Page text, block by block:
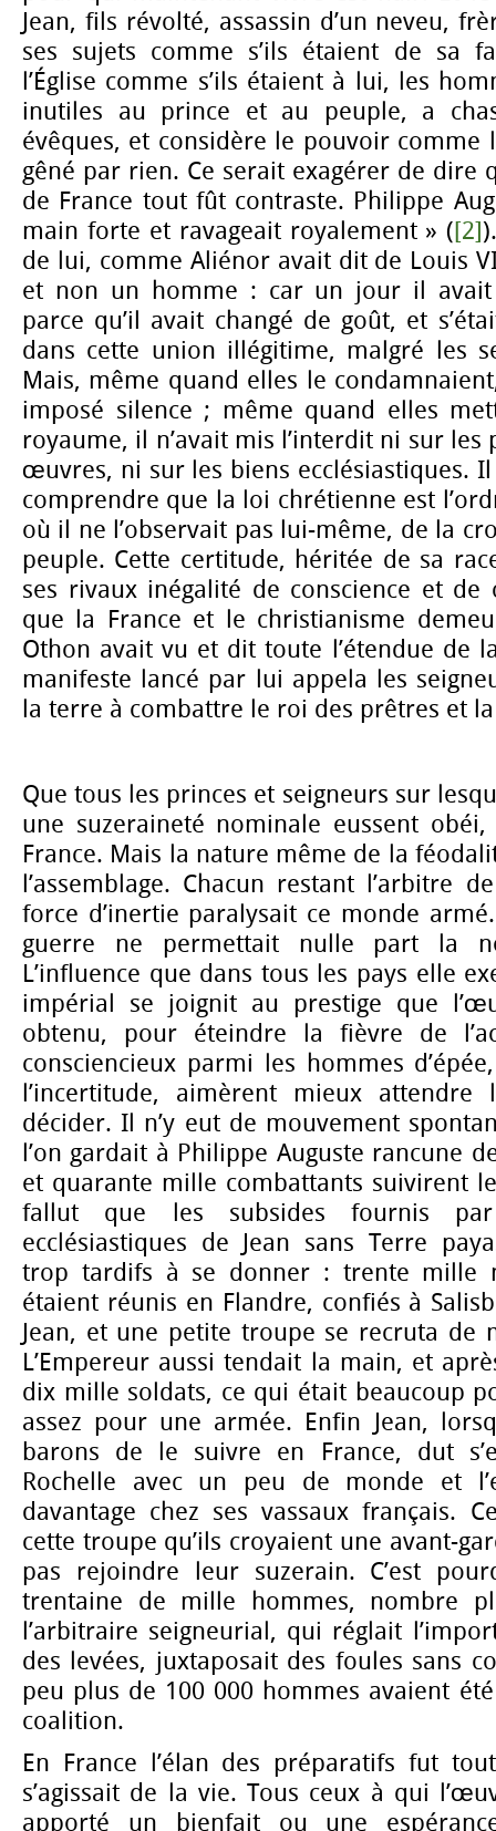
Jean, fils révolté, assassin d’un neveu,
ses sujets comme s’ils étaient de sa
l’Église comme s’ils étaient à lui, les
inutiles au prince et au peuple, a
évêques, et considère le pouvoir comme
gêné par rien. Ce serait exagérer de dire
de France tout fût contraste. Philippe
main forte et ravageait royalement » ([2]
de lui, comme Aliénor avait dit de Louis
et non un homme : car un jour il avait
parce qu’il avait changé de goût, et
dans cette union illégitime, malgré les
Mais, même quand elles le
imposé silence ; même quand elles
royaume, il n’avait mis l’interdit ni sur les
œuvres, ni sur les biens ecclésiastiques. Il
comprendre que la loi chrétienne est
où il ne l’observait pas lui-même, de la
peuple. Cette certitude, héritée de sa
ses rivaux inégalité de conscience et de
que la France et le christianisme
Othon avait vu et dit toute l’étendue de
manifeste lancé par lui appela les
la terre à combattre le roi des prêtres et
Que tous les princes et seigneurs sur
une suzeraineté nominale eussent
France. Mais la nature même de la
l’assemblage. Chacun restant l’arbitre
force d’inertie paralysait ce monde
guerre ne permettait nulle part la
L’influence que dans tous les pays elle
impérial se joignit au prestige que
obtenu, pour éteindre la fièvre de
consciencieux parmi les hommes
l’incertitude, aimèrent mieux attendre
décider. Il n’y eut de mouvement
l’on gardait à Philippe Auguste rancune
et quarante mille combattants suivirent
fallut que les subsides fournis par
ecclésiastiques de Jean sans Terre
trop tardifs à se donner : trente mille
étaient réunis en Flandre, confiés à
Jean, et une petite troupe se recruta de
L’Empereur aussi tendait la main, et
dix mille soldats, ce qui était beaucoup
assez pour une armée. Enfin Jean,
barons de le suivre en France, dut
Rochelle avec un peu de monde et
davantage chez ses vassaux français.
cette troupe qu’ils croyaient une avant-
pas rejoindre leur suzerain. C’est
trentaine de mille hommes, nombre
l’arbitraire seigneurial, qui réglait
des levées, juxtaposait des foules sans
peu plus de 100 000 hommes avaient
coalition.
En France l’élan des préparatifs fut
s’agissait de la vie. Tous ceux à qui
apporté un bienfait ou une